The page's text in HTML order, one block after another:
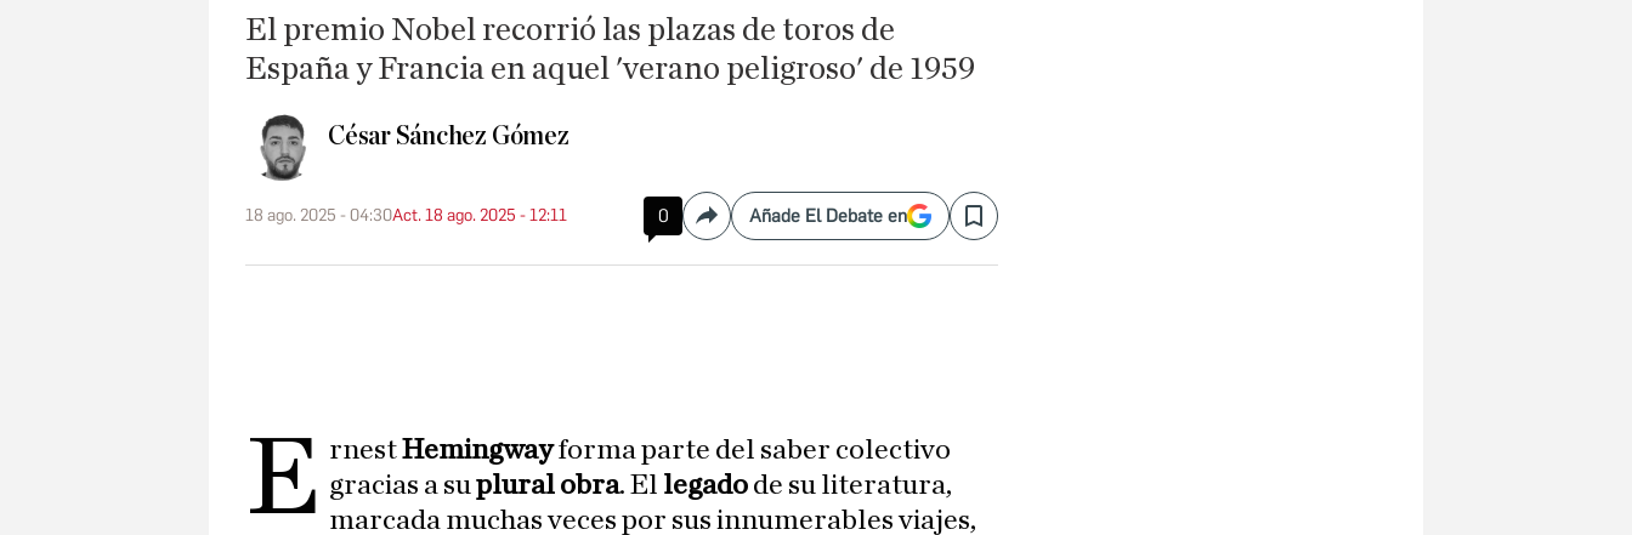
El premio Nobel recorrió las plazas de toros de
España y Francia en aquel 'verano peligroso' de 1959
César Sánchez Gómez
18 ago. 2025 - 04:30Act. 18 ago. 2025 - 12:11 0 CompartirAñade El Debate en Save
E rnestHemingwayforma parte del saber colectivo
gracias a suplural obra. El legado de su literatura,
marcada muchas veces por sus innumerables viajes,